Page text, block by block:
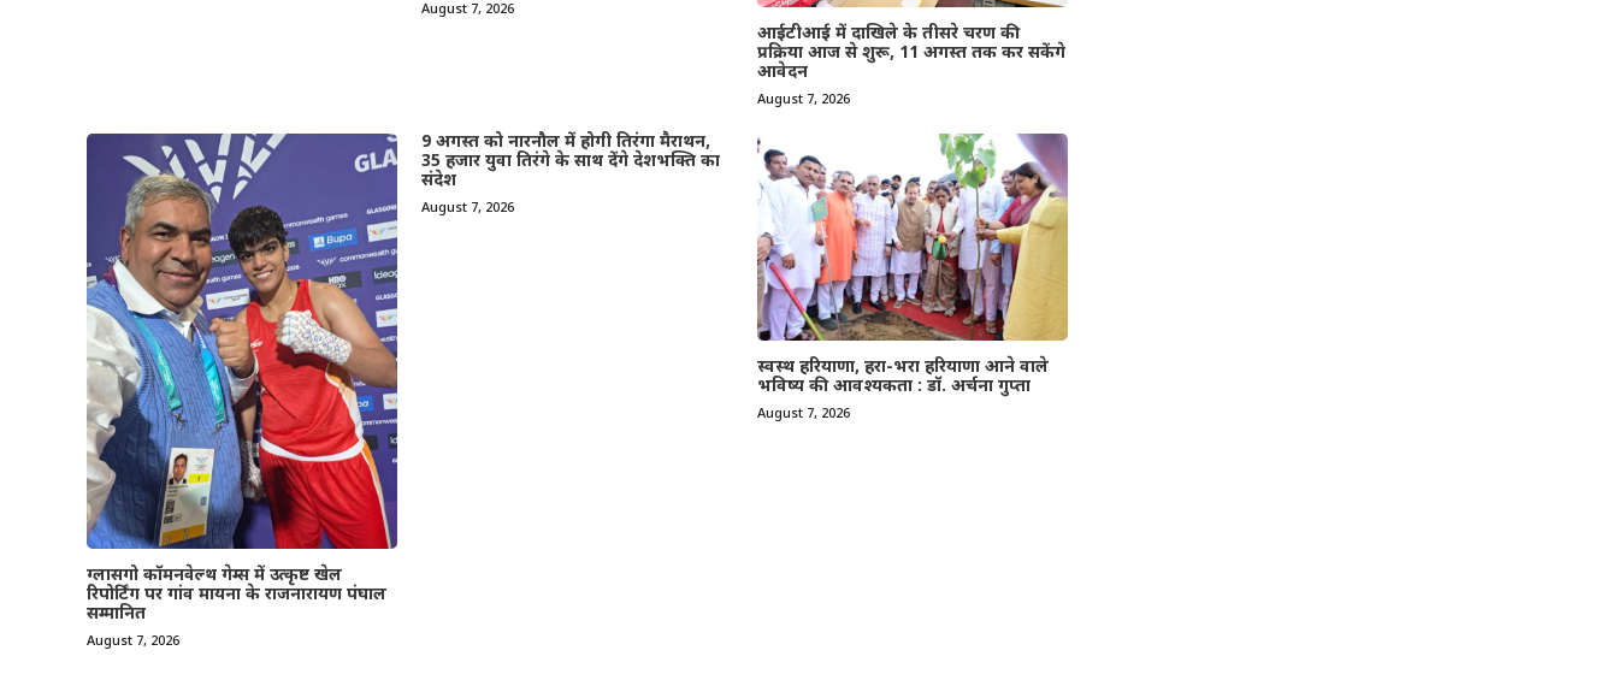
August 7, 2026
आईटीआई में दाखिले के तीसरे चरण की
प्रक्रिया आज से शुरू, 11 अगस्त तक कर सकेंगे
आवेदन
August 7, 2026
ग्लासगो कॉमनवेल्थ गेम्स में उत्कृष्ट खेल
रिपोर्टिंग पर गांव मायना के राजनारायण पंघाल
सम्मानित
August 7, 2026
9 अगस्त को नारनौल में होगी तिरंगा मैराथन,
35 हजार युवा तिरंगे के साथ देंगे देशभक्ति का
संदेश
August 7, 2026
स्वस्थ हरियाणा, हरा-भरा हरियाणा आने वाले
भविष्य की आवश्यकता : डॉ. अर्चना गुप्ता
August 7, 2026